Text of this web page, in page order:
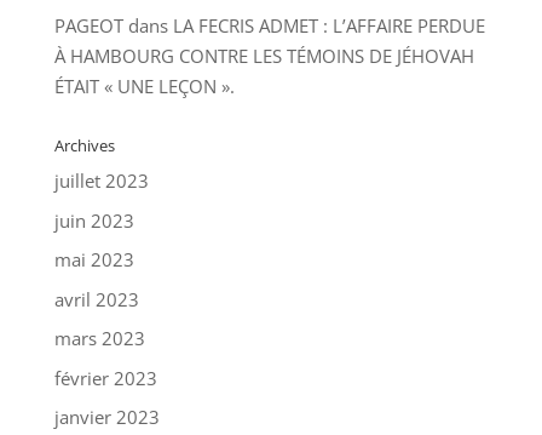
PAGEOTdans LA FECRIS ADMET : L’AFFAIRE PERDUE
À HAMBOURG CONTRE LES TÉMOINS DE JÉHOVAH
ÉTAIT « UNE LEÇON ».
Archives
juillet 2023
juin 2023
mai 2023
avril 2023
mars 2023
février 2023
janvier 2023